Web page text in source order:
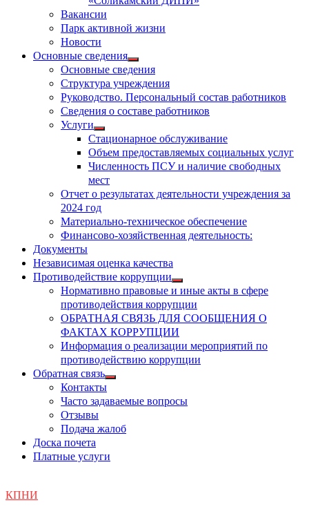
Вакансии
Парк активной жизни
Новости
Основные сведения
Показать
подменю
Основные сведения
Структура учреждения
Руководство. Персональный состав работников
Сведения о составе работников
Услуги
Показать
подменю
Стационарное обслуживание
Объем предоставляемых социальных услуг
Численность ПСУ и наличие свободных
мест
Отчет о результатах деятельности учреждения за
2024 год
Материально-техническое обеспечение
Финансово-хозяйственная деятельность:
Документы
Независимая оценка качества
Противодействие коррупции
Показать
подменю
Нормативно правовые и иные акты в сфере
противодействия коррупции
ОБРАТНАЯ СВЯЗЬ ДЛЯ СООБЩЕНИЯ О
ФАКТАХ КОРРУПЦИИ
Информация о реализации мероприятий по
противодействию коррупции
Обратная связь
Показать
Контакты
Часто задаваемые вопросы
Отзывы
Подача жалоб
Доска почета
Платные услуги
КПНИ